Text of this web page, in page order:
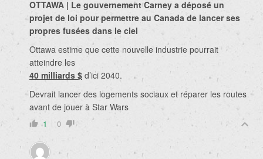
OTTAWA | Le gouvernement Carney a déposé un
projet de loi pour permettre au Canada de lancer ses
propres fusées dans le ciel
Ottawa estime que cette nouvelle industrie pourrait
atteindre les
40 milliards $ d’ici 2040.
Devrait lancer des logements sociaux et réparer les routes
avant de jouer à Star Wars
1 0